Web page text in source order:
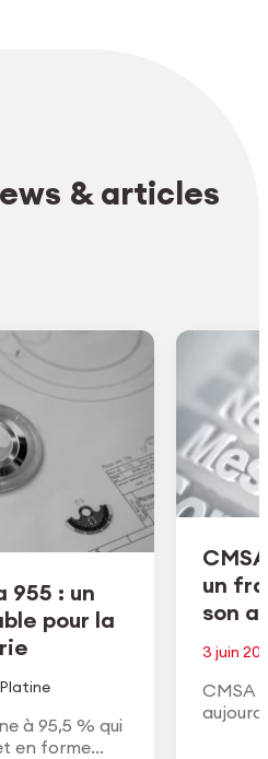
& articles
955 : un
pour la
Platine
à 95,5 % qui
en forme
un
son
3 juin
CMSA